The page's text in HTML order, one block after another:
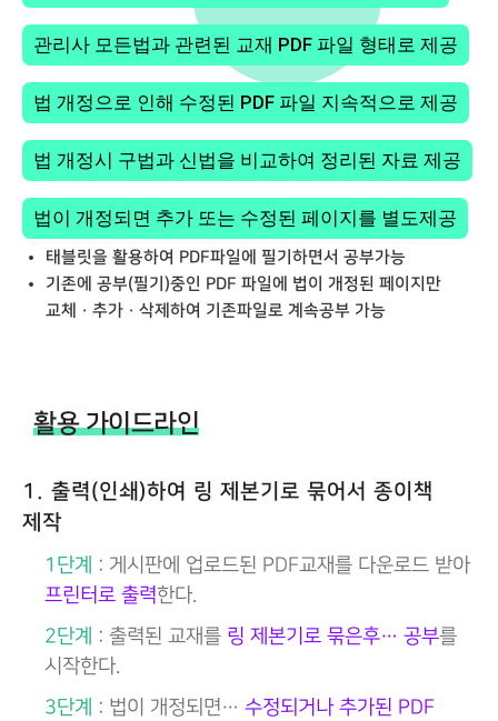
관리사 모든법과 관련된 교재 PDF 파일 형태로 제공
법 개정으로 인해 수정된 PDF 파일 지속적으로 제공
법 개정시 구법과 신법을 비교하여 정리된 자료 제공
법이 개정되면 추가 또는 수정된 페이지를 별도제공
태블릿을 활용하여 PDF파일에 필기하면서 공부가능
기존에 공부(필기)중인 PDF 파일에 법이 개정된 페이지만
교체 · 추가 · 삭제하여 기존파일로 계속공부 가능
활용 가이드라인
1. 출력(인쇄)하여 링 제본기로 묶어서 종이책
제작
1단계
: 게시판에 업로드된 PDF교재를 다운로드 받아
프린터로 출력한다.
2단계
: 출력된 교재를 링 제본기로 묶은후… 공부를
시작한다.
3단계
: 법이 개정되면… 수정되거나 추가된 PDF